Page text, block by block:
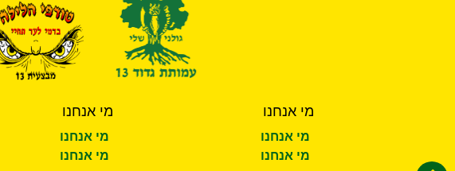
מי אנחנו
מי אנחנו
מי אנחנו
מי אנחנו
מי אנחנו
מי אנחנו